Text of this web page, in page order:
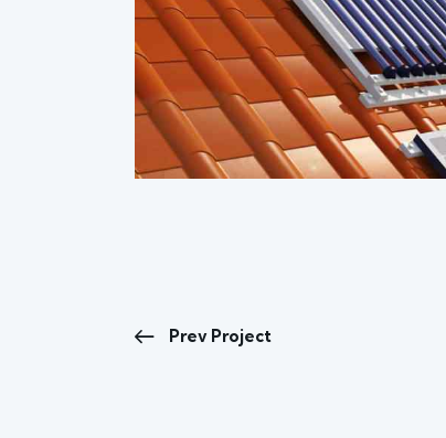
Prev Project